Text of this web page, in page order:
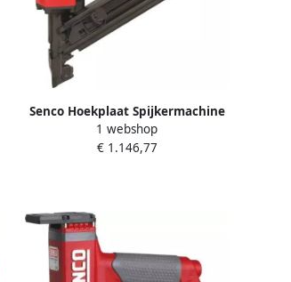
Senco Hoekplaat Spijkermachine
MC60-34 TF 6K2001N
1 webshop
€ 1.146,77